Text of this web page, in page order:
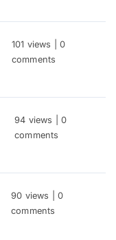
101 views |0
comments
94 views |0
comments
90 views |0
comments